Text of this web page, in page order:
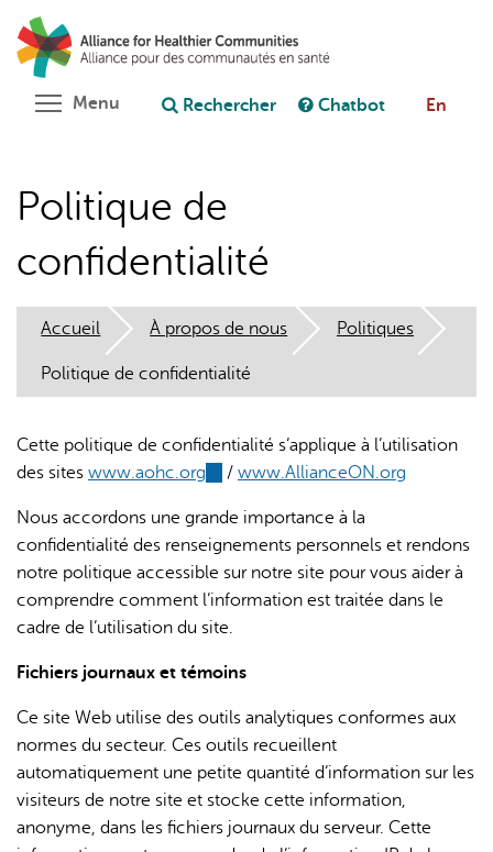
Aller
au
contenu
principal
Poser une question au chatbot
L'IA peut afficher des informations incorrectes, veuillez donc
Menu Toggle menu visibility
Rechercher Chatbot En
Politique de
confidentialité
Accueil À propos de nous Politiques
Politique de confidentialité
Cette politique de confidentialité s’applique à l’utilisation
des sites www.aohc.org (link
external)
/ www.AllianceON.org
Nous accordons une grande importance à la
confidentialité des renseignements personnels et rendons
notre politique accessible sur notre site pour vous aider à
comprendre comment l’information est traitée dans le
cadre de l’utilisation du site.
Fichiers journaux et témoins
Ce site Web utilise des outils analytiques conformes aux
normes du secteur. Ces outils recueillent
automatiquement une petite quantité d’information sur les
visiteurs de notre site et stocke cette information,
anonyme, dans les fichiers journaux du serveur. Cette